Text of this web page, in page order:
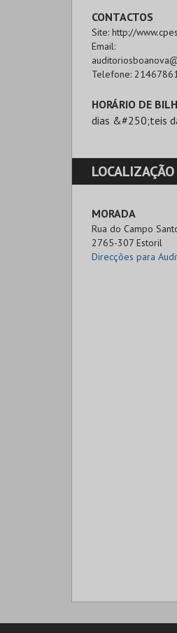
CONTACTOS
Site: http://
Email:
Telefone:
HORÁRIO DE
dias &#250;teis
LOCALIZAÇÃO
MORADA
Rua do Campo
2765-307 Estoril
Direcções para